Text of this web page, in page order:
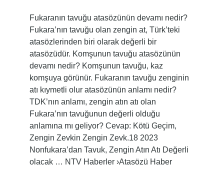
Fukaranın tavuğu atasözünün devamı nedir?
Fukara’nın tavuğu olan zengin at, Türk’teki
atasözlerinden biri olarak değerli bir
atasözüdür. Komşunun tavuğu atasözünün
devamı nedir? Komşunun tavuğu, kaz
komşuya görünür. Fukaranın tavuğu zenginin
atı kıymetli olur atasözünün anlamı nedir?
TDK’nın anlamı, zengin atın atı olan
Fukara’nın tavuğunun değerli olduğu
anlamına mı geliyor? Cevap: Kötü Geçim,
Zengin Zevkin Zengin Zevk.18 2023
Nonfukara’dan Tavuk, Zengin Atın Atı Değerli
olacak … NTV Haberler ›Atasözü Haber